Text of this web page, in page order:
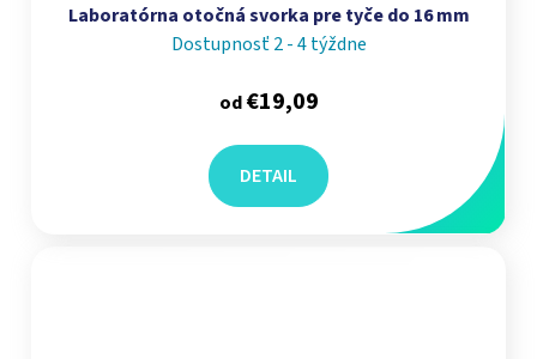
Laboratórna otočná svorka pre tyče do 16 mm
Dostupnosť 2 - 4 týždne
od€19,09
DETAIL